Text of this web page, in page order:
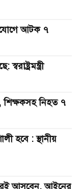
আটক ৭
শিক্ষকসহ নিহত ৭
হবে : স্থানীয়
আসবেন, আইনের